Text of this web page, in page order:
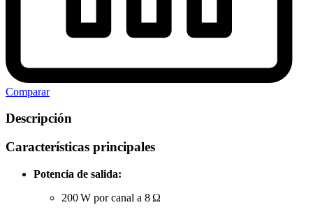
Comparar
Descripción
Características principales
Potencia de salida:
200 W por canal a 8 Ω